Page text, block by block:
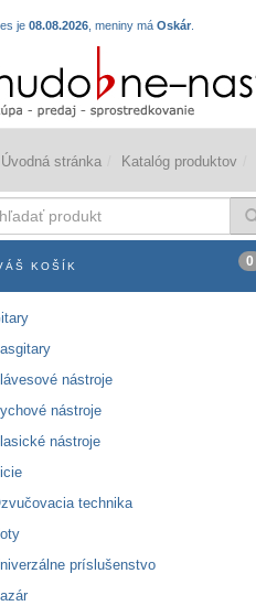
je 08.08.2026 , meniny má Oskár
Úvodná stránka Katalóg produktov
KOŠÍK 0
nástroje
nástroje
nástroje
technika
príslušenstvo